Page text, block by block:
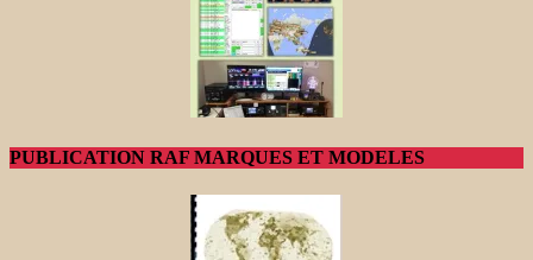
PUBLICATION RAF MARQUES ET MODELES